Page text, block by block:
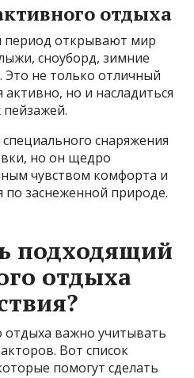
отдыха
период открывают мир
сноуборд, зимние
Это не только отличный
но и насладиться
снаряжения
но он щедро
чувством комфорта и
заснеженной природе.
подходящий
отдыха
важно учитывать
Вот список
помогут сделать